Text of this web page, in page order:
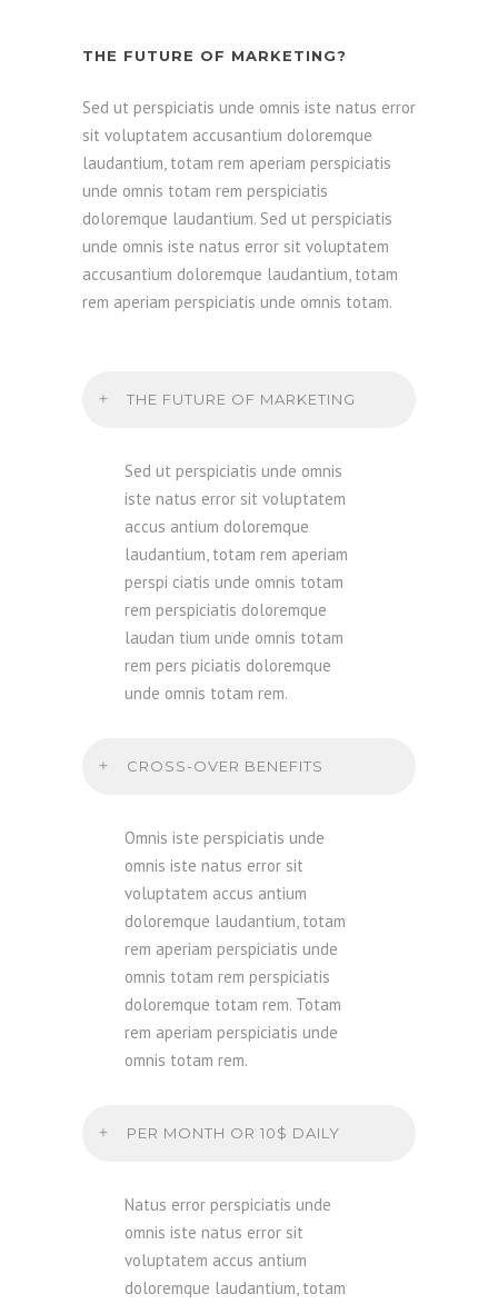
THE FUTURE OF MARKETING?
Sed ut perspiciatis unde omnis iste natus error
sit voluptatem accusantium doloremque
laudantium, totam rem aperiam perspiciatis
unde omnis totam rem perspiciatis
doloremque laudantium. Sed ut perspiciatis
unde omnis iste natus error sit voluptatem
accusantium doloremque laudantium, totam
rem aperiam perspiciatis unde omnis totam.
THE FUTURE OF MARKETING
Sed ut perspiciatis unde omnis
iste natus error sit voluptatem
accus antium doloremque
laudantium, totam rem aperiam
perspi ciatis unde omnis totam
rem perspiciatis doloremque
laudan tium unde omnis totam
rem pers piciatis doloremque
unde omnis totam rem.
CROSS-OVER BENEFITS
Omnis iste perspiciatis unde
omnis iste natus error sit
voluptatem accus antium
doloremque laudantium, totam
rem aperiam perspiciatis unde
omnis totam rem perspiciatis
doloremque totam rem. Totam
rem aperiam perspiciatis unde
omnis totam rem.
PER MONTH OR 10$ DAILY
Natus error perspiciatis unde
omnis iste natus error sit
voluptatem accus antium
doloremque laudantium, totam